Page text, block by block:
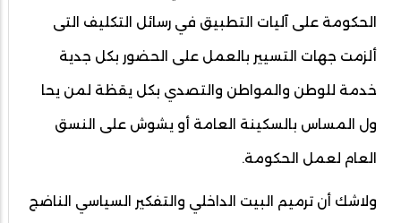
الحكومة على آليات التطبيق في رسائل التكليف التى
ألزمت جهات التسيير بالعمل على الحضور بكل جدية
خدمة للوطن والمواطن والتصدي بكل يقظة لمن يحا
ول المساس بالسكينة العامة أو يشوش على النسق
العام لعمل الحكومة.
ولاشك أن ترميم البيت الداخلي والتفكير السياسي الناضج